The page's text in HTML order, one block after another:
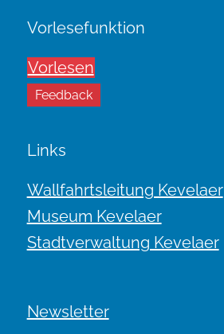
Vorlesefunktion
Vorlesen
Feedback
Links
Wallfahrtsleitung Kevelaer
Museum Kevelaer
Stadtverwaltung Kevelaer
Newsletter